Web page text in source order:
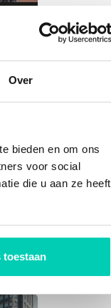
Over
bieden en om ons
voor social
die u aan ze heeft
toestaan